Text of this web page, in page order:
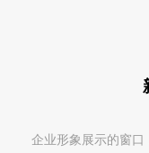
企业形象展示的窗